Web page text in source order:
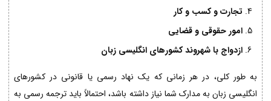
تجارت و کسب و کار
امور حقوقی و قضایی
ازدواج با شهروند کشورهای انگلیسی زبان
به طور کلی، در هر زمانی که یک نهاد رسمی یا قانونی در کشورهای
انگلیسی زبان به مدارک شما نیاز داشته باشد، احتمالاً باید ترجمه رسمی به